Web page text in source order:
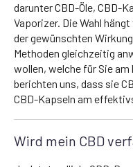
darunter CBD-Öle, CBD-
Vaporizer. Die Wahl
der gewünschten
Methoden gleichzeitig
wollen, welche für Sie
berichten uns, dass sie
CBD-Kapseln am
Wird mein CBD